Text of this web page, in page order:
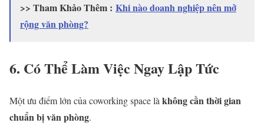
>> Tham Khảo Thêm : Khi nào doanh nghiệp nên mở
rộng văn phòng?
6. Có Thể Làm Việc Ngay Lập Tức
Một ưu điểm lớn của coworking space làkhông cần thời gian
chuẩn bị văn phòng.